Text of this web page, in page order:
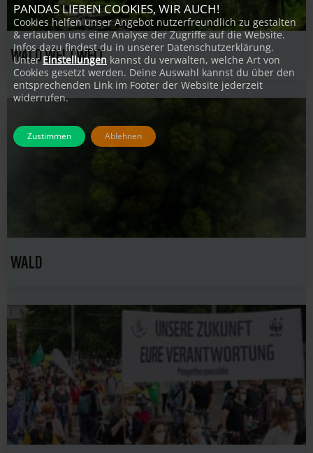
WALD WELTWEIT
WALD
PANDAS LIEBEN COOKIES, WIR AUCH!
Cookies helfen unser Angebot nutzerfreundlich zu gestalten
& erlauben uns eine Analyse der Zugriffe auf die Website.
Infos dazu findest du in unserer Datenschutzerklärung.
UnterEinstellungen kannst du verwalten, welche Art von
Cookies gesetzt werden. Deine Auswahl kannst du über den
entsprechenden Link im Footer der Website jederzeit
widerrufen.
Zustimmen Ablehnen